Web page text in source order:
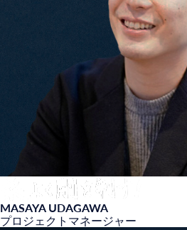
MASAYA UDAGAWA
プロジェクトマネージャー